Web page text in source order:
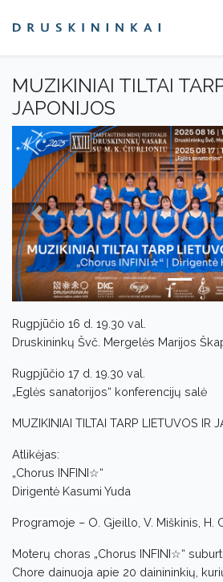
MUZIKINIAI TILTAI
JAPONIJOS
Previous
Rugpjūčio 16 d. 19.30 val.
Druskininkų Švč. Mergelės Marijos
Rugpjūčio 17 d. 19.30 val.
„Eglės sanatorijos“ konferencijų salė
MUZIKINIAI TILTAI TARP LIETUVOS IR
Atlikėjas:
„Chorus INFINI☆“
Dirigentė Kasumi Yuda
Programoje – O. Gjeillo, V. Miškinis, H.
Moterų choras „Chorus INFINI☆“
Chore dainuoja apie 20 dainininkių,